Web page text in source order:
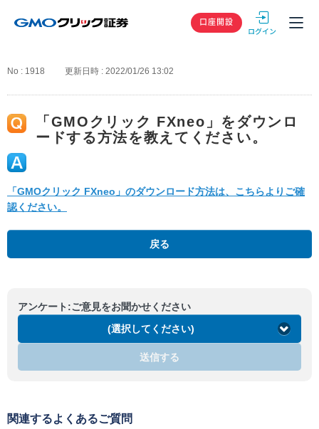
GMOクリック
口座開設
No : 1918 更新日時 : 2022/01/26 13:02
「GMOクリック FXneo」をダウンロ
ードする方法を教えてください。
「GMOクリック FXneo」のダウンロード方法は、こちらよりご確
認ください。
戻る
アンケート:ご意見をお聞かせください
(選択してください)
送信する
関連するよくあるご質問